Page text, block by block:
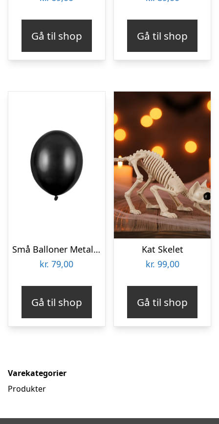
Gå til shop Gå til shop
Små Balloner Metallic Black
kr. 79,00
Gå til shop
Kat Skelet
kr. 99,00
Gå til shop
Varekategorier
Produkter